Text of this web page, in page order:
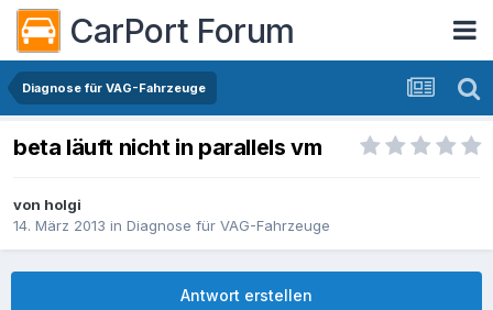
CarPort Forum
Diagnose für VAG-Fahrzeuge
beta läuft nicht in parallels vm
von holgi
14. März 2013 in Diagnose für VAG-Fahrzeuge
Antwort erstellen